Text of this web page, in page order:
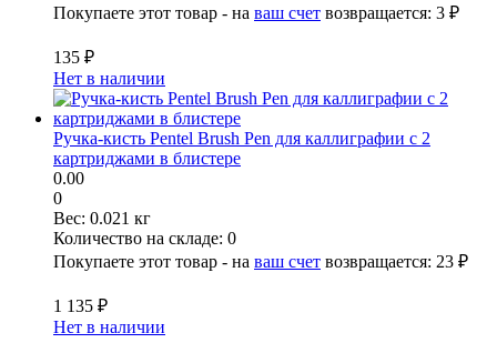
Покупаете этот товар - на ваш счет возвращается: 3 ₽
135 ₽
Нет в наличии
Ручка-кисть Pentel Brush Pen для каллиграфии с 2
картриджами в блистере
0.00
0
Вес: 0.021 кг
Количество на складе: 0
Покупаете этот товар - на ваш счет возвращается: 23 ₽
1 135 ₽
Нет в наличии